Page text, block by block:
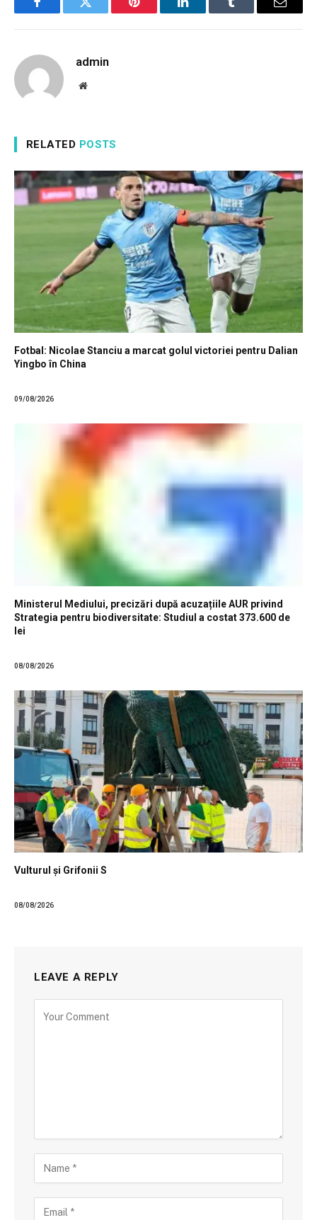
FacebookTwitter Pinterest LinkedInTumblr Email
admin
Website
RELATED POSTS
Fotbal: Nicolae Stanciu a marcat golul victoriei pentru Dalian
Yingbo în China
09/08/2026
Ministerul Mediului, precizări după acuzațiile AUR privind
Strategia pentru biodiversitate: Studiul a costat 373.600 de
lei
08/08/2026
Vulturul și Grifonii S
08/08/2026
LEAVE A REPLY